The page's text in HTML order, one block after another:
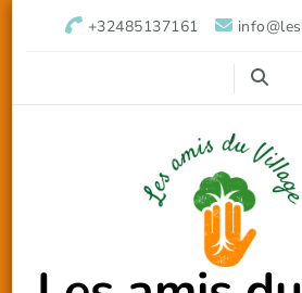
+32485137161